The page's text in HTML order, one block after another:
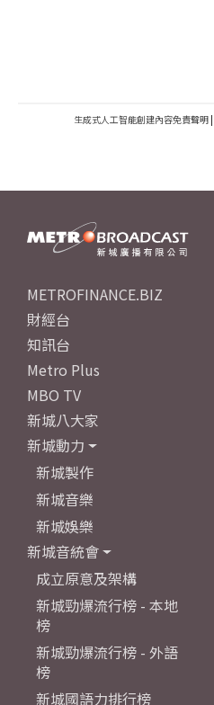
生成式人工智能創建內容免責聲明 |
METROFINANCE.BIZ
財經台
知訊台
Metro Plus
MBO TV
新城八大家
新城動力
新城製作
新城音樂
新城娛樂
新城音統會
成立原意及架構
新城勁爆流行榜 - 本地
榜
新城勁爆流行榜 - 外語
榜
新城國語力排行榜